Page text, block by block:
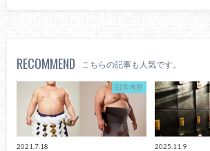
RECOMMEND こちらの記事も人気です。
日常考察
2021.7.18 2025.11.9